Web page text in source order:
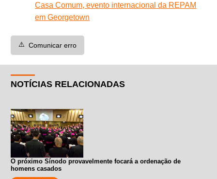
Casa Comum, evento internacional da REPAM
em Georgetown
⚠️ Comunicar erro
NOTÍCIAS RELACIONADAS
O próximo Sínodo provavelmente focará a ordenação de
homens casados